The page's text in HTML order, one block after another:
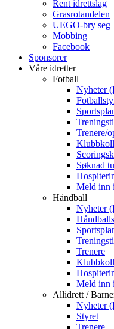
Rent idrettslag
Grasrotandelen
UEGO-bry seg
Mobbing
Facebook
Sponsorer
Våre idretter
Fotball
Nyheter
Trenere/
Søknad
Meld inn
Håndball
Nyheter
Trenere
Meld inn
Allidrett /
Nyheter
Styret
Trenere